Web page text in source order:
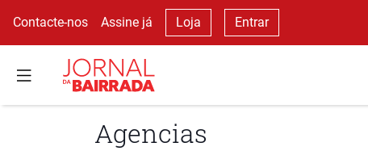
Contacte-nos Assine já Loja Entrar
Agencias